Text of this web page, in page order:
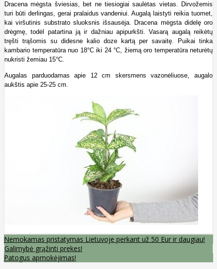
Dracena mėgsta šviesias, bet ne tiesiogiai saulėtas vietas. Dirvožemis
turi būti derlingas, gerai pralaidus vandeniui. Augalą laistyti reikia tuomet,
kai viršutinis substrato sluoksnis išsausėja. Dracena mėgsta didelę oro
drėgmę, todėl patartina ją ir dažniau apipurkšti. Vasarą augalą reikėtų
tręšti trąšomis su didesne kalio doze kartą per savaitę. Puikai tinka
kambario temperatūra nuo 18°C iki 24 °C, žiemą oro temperatūra neturėtų
nukristi žemiau 15°C.
Augalas parduodamas apie 12 cm skersmens vazonėliuose, augalo
aukštis apie 25-25 cm.
Nemokamas pristatymas Lietuvoje perkant už 50 Eur ir daugiau!
Galimybė grąžinti prekes!
Patogus apmokėjimas!